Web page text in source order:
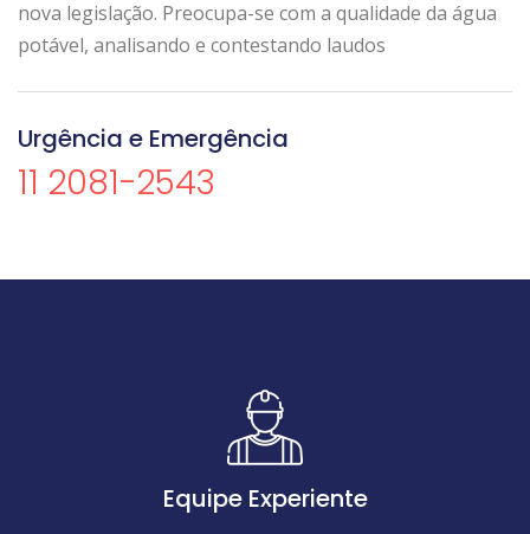
nova legislação. Preocupa-se com a qualidade da água
potável, analisando e contestando laudos
Urgência e Emergência
11 2081-2543
Equipe Experiente